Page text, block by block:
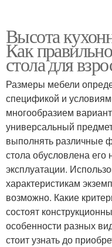
Стулья со спинками
Высота
Как
стола для
Размеры мебели
спецификой и
многообразием
универсальный
выполнять различные
стола обусловлена
эксплуатации.
характеристикам
возможно. Какие
состоят
особенности разных
стоит узнать до